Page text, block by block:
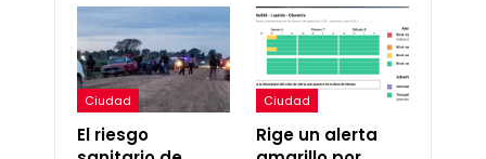
Ciudad
El riesgo
Ciudad
Rige un alerta